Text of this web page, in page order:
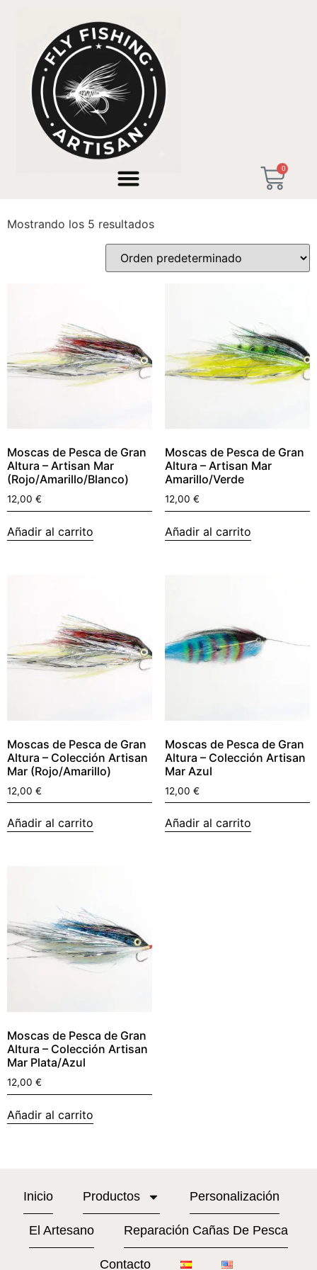
0
/ Productos etiquetados “streamers de mar”
streamers de mar
Mostrando los 5 resultados
Moscas de Pesca de Gran
Altura – Artisan Mar
(Rojo/Amarillo/Blanco)
12,00 €
Añadir al carrito
Moscas de Pesca de Gran
Altura – Artisan Mar
Amarillo/Verde
12,00 €
Añadir al carrito
Moscas de Pesca de Gran
Altura – Colección Artisan
Mar (Rojo/Amarillo)
12,00 €
Añadir al carrito
Moscas de Pesca de Gran
Altura – Colección Artisan
Mar Azul
12,00 €
Añadir al carrito
Moscas de Pesca de Gran
Altura – Colección Artisan
Mar Plata/Azul
12,00 €
Añadir al carrito
Inicio Productos Personalización
El Artesano Reparación Cañas De Pesca
Contacto